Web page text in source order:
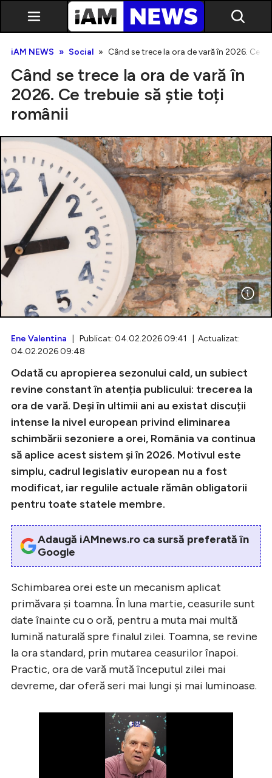
Creează cont
iAM NEWS Social Când se trece la ora de vară în 2026. Ce
Când se trece la ora de vară în
2026. Ce trebuie să știe toți
românii
Ene Valentina | Publicat: 04.02.2026 09:41 | Actualizat:
04.02.2026 09:48
Odată cu apropierea sezonului cald, un subiect
revine constant în atenția publicului: trecerea la
ora de vară. Deși în ultimii ani au existat discuții
intense la nivel european privind eliminarea
schimbării sezoniere a orei, România va continua
să aplice acest sistem și în 2026. Motivul este
simplu, cadrul legislativ european nu a fost
modificat, iar regulile actuale rămân obligatorii
pentru toate statele membre.
Adaugă iAMnews.ro ca sursă preferată în
Google
Schimbarea orei este un mecanism aplicat
primăvara și toamna. În luna martie, ceasurile sunt
date înainte cu o oră, pentru a muta mai multă
lumină naturală spre finalul zilei. Toamna, se revine
la ora standard, prin mutarea ceasurilor înapoi.
Practic, ora de vară mută începutul zilei mai
devreme, dar oferă seri mai lungi și mai luminoase.